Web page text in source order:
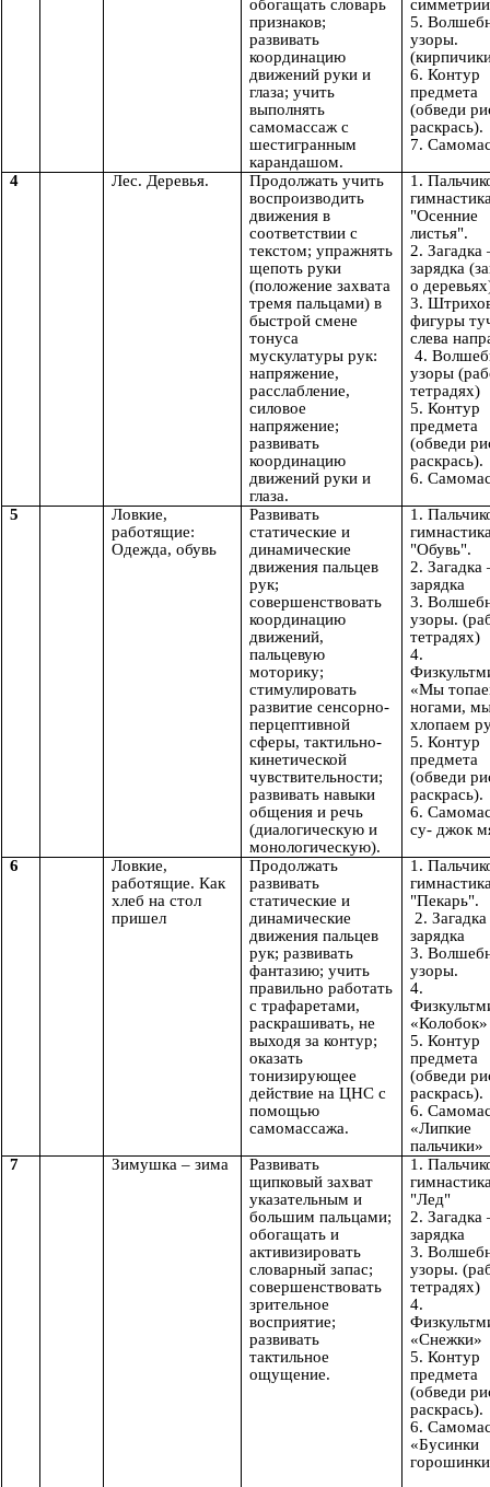
обогащать словарь
признаков;
развивать
координацию
движений руки и
глаза; учить
выполнять
самомассаж с
шестигранным
карандашом.
5.
узоры.
6. Контур
предмета
(обведи
раскрась).
7.
4 Лес. Деревья.
Продолжать учить
воспроизводить
движения в
соответствии с
текстом; упражнять
щепоть руки
(положение захвата
тремя пальцами) в
быстрой смене
тонуса
мускулатуры рук:
напряжение,
расслабление,
силовое
напряжение;
развивать
координацию
движений руки и
глаза.
1.
"Осенние
листья".
2. Загадка
зарядка
о
3.
фигуры
слева
4.
узоры
тетрадях)
5. Контур
предмета
(обведи
раскрась).
6.
5
Ловкие,
работящие:
Одежда, обувь
Развивать
статические и
динамические
движения пальцев
рук;
совершенствовать
координацию
движений,
пальцевую
моторику;
стимулировать
развитие сенсорно-
перцептивной
сферы, тактильно-
кинетической
чувствительности;
развивать навыки
общения и речь
(диалогическую и
монологическую).
1.
"Обувь".
2. Загадка
зарядка
3.
узоры.
тетрадях)
4.
«Мы
ногами,
хлопаем
5. Контур
предмета
(обведи
раскрась).
6.
су- джок
6
Ловкие,
работящие. Как
хлеб на стол
пришел
Продолжать
развивать
статические и
динамические
движения пальцев
рук; развивать
фантазию; учить
правильно работать
с трафаретами,
раскрашивать, не
выходя за контур;
оказать
тонизирующее
действие на ЦНС с
помощью
самомассажа.
1.
"Пекарь".
2.
зарядка
3.
узоры.
4.
«Колобок»
5. Контур
предмета
(обведи
раскрась).
6.
«Липкие
пальчики»
7
Зимушка – зима
Развивать
щипковый захват
указательным и
большим пальцами;
обогащать и
активизировать
словарный запас;
совершенствовать
зрительное
восприятие;
развивать
тактильное
ощущение.
1.
"Лед"
2. Загадка
зарядка
3.
узоры.
тетрадях)
4.
«Снежки»
5. Контур
предмета
(обведи
раскрась).
6.
«Бусинки